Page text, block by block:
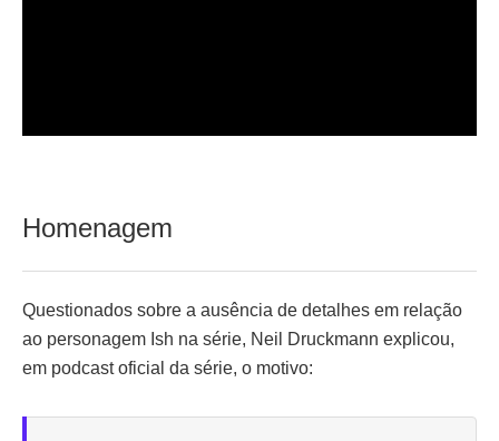
Homenagem
Questionados sobre a ausência de detalhes em relação
ao personagem Ish na série, Neil Druckmann explicou,
em podcast oficial da série, o motivo: